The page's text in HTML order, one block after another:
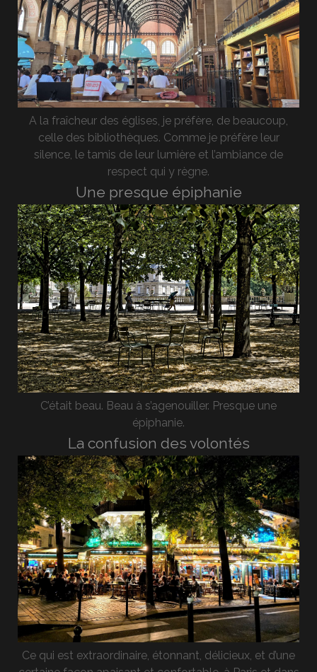
A la fraîcheur des églises, je préfère, de beaucoup,
celle des bibliothèques. Comme je préfère leur
silence, le tamis de leur lumière et l’ambiance de
respect qui y règne.
Une presque épiphanie
C’était beau. Beau à s’agenouiller. Presque une
épiphanie.
La confusion des volontés
Ce qui est extraordinaire, étonnant, délicieux, et d’une